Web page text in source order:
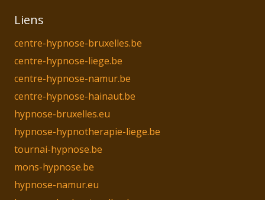
Liens
centre-hypnose-bruxelles.be
centre-hypnose-liege.be
centre-hypnose-namur.be
centre-hypnose-hainaut.be
hypnose-bruxelles.eu
hypnose-hypnotherapie-liege.be
tournai-hypnose.be
mons-hypnose.be
hypnose-namur.eu